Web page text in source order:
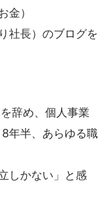
金）
社長）のブログを
辞め、個人事業
年半、あらゆる職
しかない」と感